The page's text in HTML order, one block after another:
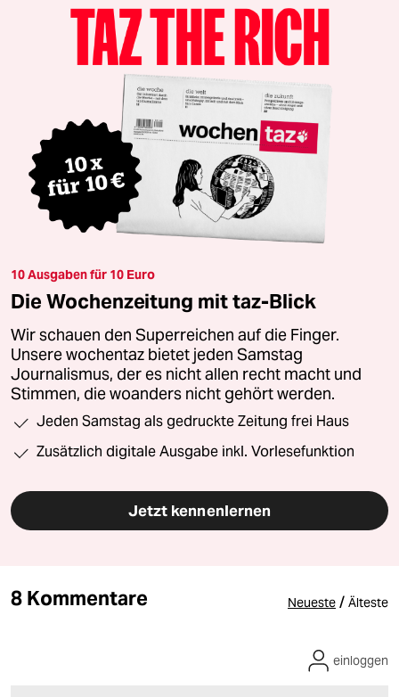
10 Ausgaben für 10 Euro
Die Wochenzeitung mit taz-Blick
Wir schauen den Superreichen auf die Finger.
Unsere wochentaz bietet jeden Samstag
Journalismus, der es nicht allen recht macht und
Stimmen, die woanders nicht gehört werden.
Jeden Samstag als gedruckte Zeitung frei Haus
Zusätzlich digitale Ausgabe inkl. Vorlesefunktion
Jetzt kennenlernen
8 Kommentare Neueste / Älteste
einloggen